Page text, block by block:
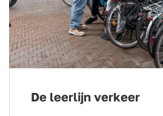
De leerlijn verkeer